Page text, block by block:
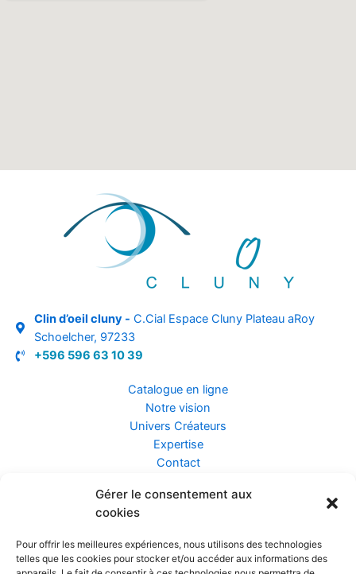
Gérer le consentement aux
cookies
Pour offrir les meilleures expériences, nous utilisons des technologies
telles que les cookies pour stocker et/ou accéder aux informations des
Clin d’oeil cluny - C.Cial Espace Cluny Plateau aRoy
Schoelcher, 97233
+596 596 63 10 39
Catalogue en ligne
Notre vision
Univers Créateurs
Expertise
Contact
Assurance ZEN
Confidentialité et Données
Conditions Générales de Vente